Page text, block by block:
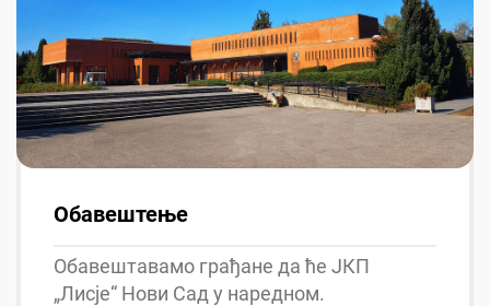
Обавештење
Обавештавамо грађане да ће ЈКП
„Лисје“ Нови Сад у наредном.